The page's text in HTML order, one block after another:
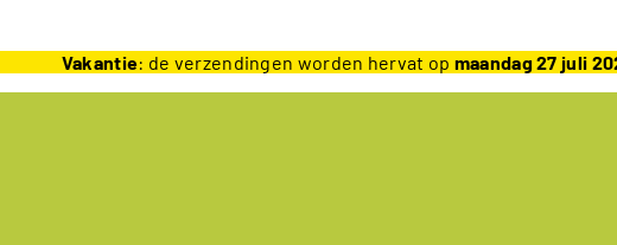
Vakantie: de verzendingen worden hervat op maandag 27 juli